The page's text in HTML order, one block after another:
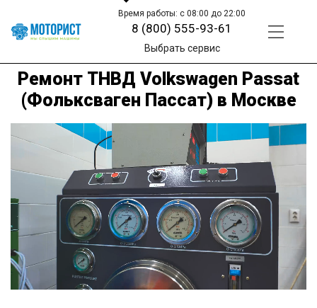
Время работы: с 08:00 до 22:00
8 (800) 555-93-61
Выбрать сервис
Ремонт ТНВД Volkswagen Passat
(Фольксваген Пассат) в Москве